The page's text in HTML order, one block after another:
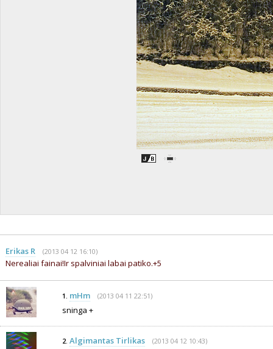
Erikas R (2013 04 12 16:10)
Nerealiai fainai!Ir spalviniai labai patiko.+5
1. mHm (2013 04 11 22:51)
sninga +
2. Algimantas Tirlikas (2013 04 12 10:43)